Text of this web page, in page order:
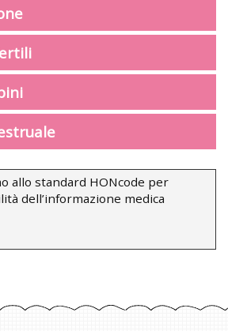
allo standard HONcode per
dell’informazione medica